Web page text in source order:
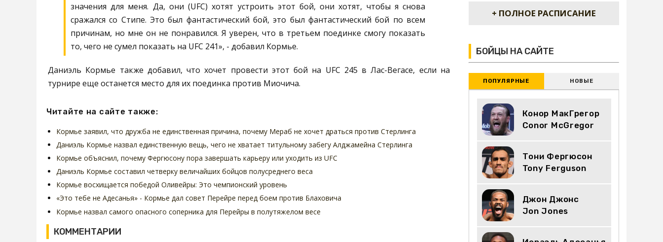
+ ПОЛНОЕ РАСПИСАНИЕ
БОЙЦЫ НА САЙТЕ
ПОПУЛЯРНЫЕ НОВЫЕ
Конор МакГрегор
Conor McGregor
Тони Фергюсон
Tony Ferguson
Джон Джонс
Jon Jones
значения для меня. Да, они (UFC) хотят устроить этот бой, они хотят, чтобы я снова
сражался со Стипе. Это был фантастический бой, это был фантастический бой по всем
причинам, но мне он не понравился. Я уверен, что в третьем поединке смогу показать
то, чего не сумел показать на UFC 241», - добавил Кормье.
Даниэль Кормье также добавил, что хочет провести этот бой на UFC 245 в Лас-Вегасе, если на
турнире еще останется место для их поединка против Миочича.
Читайте на сайте также:
Кормье заявил, что дружба не единственная причина, почему Мераб не хочет драться против Стерлинга
Даниэль Кормье назвал единственную вещь, чего не хватает титульному забегу Алджамейна Стерлинга
Кормье объяснил, почему Фергюсону пора завершать карьеру или уходить из UFC
Даниэль Кормье составил четверку величайших бойцов полусреднего веса
Кормье восхищается победой Оливейры: Это чемпионский уровень
«Это тебе не Адесанья» - Кормье дал совет Перейре перед боем против Блаховича
Кормье назвал самого опасного соперника для Перейры в полутяжелом весе
КОММЕНТАРИИ